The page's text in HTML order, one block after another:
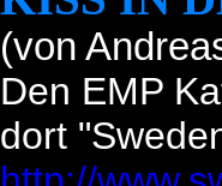
(von
Den EMP
dort